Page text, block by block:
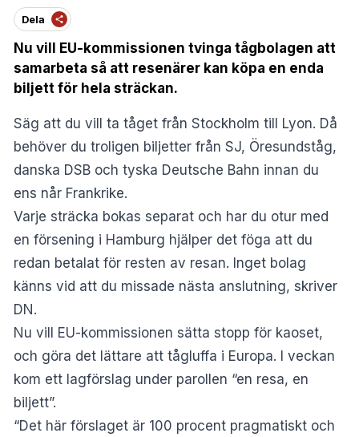
Dela
Nu vill EU-kommissionen tvinga tågbolagen att
samarbeta så att resenärer kan köpa en enda
biljett för hela sträckan.
Säg att du vill ta tåget från Stockholm till Lyon. Då
behöver du troligen biljetter från SJ, Öresundståg,
danska DSB och tyska Deutsche Bahn innan du
ens når Frankrike.
Varje sträcka bokas separat och har du otur med
en försening i Hamburg hjälper det föga att du
redan betalat för resten av resan. Inget bolag
känns vid att du missade nästa anslutning, skriver
DN.
Nu vill EU-kommissionen sätta stopp för kaoset,
och göra det lättare att tågluffa i Europa. I veckan
kom ett lagförslag under parollen “en resa, en
biljett”.
“Det här förslaget är 100 procent pragmatiskt och